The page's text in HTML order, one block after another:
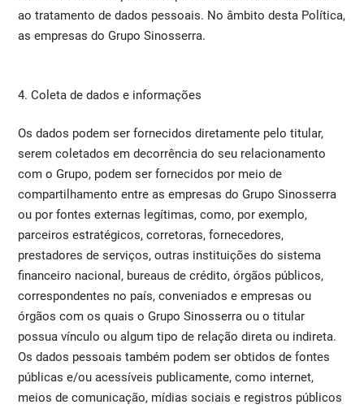
ao tratamento de dados pessoais. No âmbito desta Política,
as empresas do Grupo Sinosserra.
4. Coleta de dados e informações
Os dados podem ser fornecidos diretamente pelo titular,
serem coletados em decorrência do seu relacionamento
com o Grupo, podem ser fornecidos por meio de
compartilhamento entre as empresas do Grupo Sinosserra
ou por fontes externas legítimas, como, por exemplo,
parceiros estratégicos, corretoras, fornecedores,
prestadores de serviços, outras instituições do sistema
financeiro nacional, bureaus de crédito, órgãos públicos,
correspondentes no país, conveniados e empresas ou
órgãos com os quais o Grupo Sinosserra ou o titular
possua vínculo ou algum tipo de relação direta ou indireta.
Os dados pessoais também podem ser obtidos de fontes
públicas e/ou acessíveis publicamente, como internet,
meios de comunicação, mídias sociais e registros públicos